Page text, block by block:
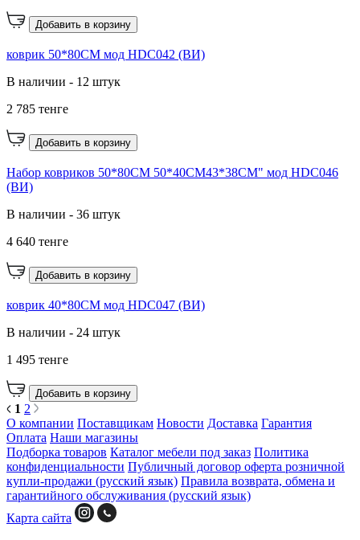
Добавить в корзину
коврик 50*80CM мод HDC042 (ВИ)
В наличии - 12 штук
2 785 тенге
Добавить в корзину
Набор ковриков 50*80CM 50*40CM43*38CM" мод HDC046
(ВИ)
В наличии - 36 штук
4 640 тенге
Добавить в корзину
коврик 40*80CM мод HDC047 (ВИ)
В наличии - 24 штук
1 495 тенге
Добавить в корзину
1 2
О компании Поставщикам Новости Доставка Гарантия
Оплата Наши магазины
Подборка товаров Каталог мебели под заказ Политика
конфиденциальности Публичный договор оферта розничной
купли-продажи (русский язык) Правила возврата, обмена и
гарантийного обслуживания (русский язык)
Карта сайта